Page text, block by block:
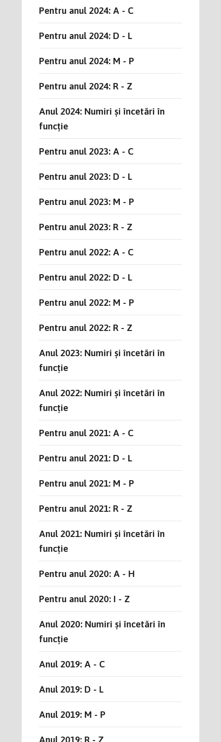
Pentru anul 2024: A - C
Pentru anul 2024: D - L
Pentru anul 2024: M - P
Pentru anul 2024: R - Z
Anul 2024: Numiri și încetări în
funcție
Pentru anul 2023: A - C
Pentru anul 2023: D - L
Pentru anul 2023: M - P
Pentru anul 2023: R - Z
Pentru anul 2022: A - C
Pentru anul 2022: D - L
Pentru anul 2022: M - P
Pentru anul 2022: R - Z
Anul 2023: Numiri și încetări în
funcție
Anul 2022: Numiri și încetări în
funcție
Pentru anul 2021: A - C
Pentru anul 2021: D - L
Pentru anul 2021: M - P
Pentru anul 2021: R - Z
Anul 2021: Numiri și încetări în
funcție
Pentru anul 2020: A - H
Pentru anul 2020: I - Z
Anul 2020: Numiri și încetări în
funcție
Anul 2019: A - C
Anul 2019: D - L
Anul 2019: M - P
Anul 2019: R - Z